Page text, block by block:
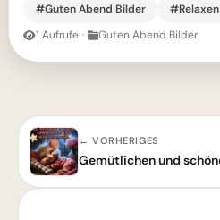
#Guten Abend Bilder
#Relaxen
1 Aufrufe · Guten Abend Bilder
← VORHERIGES